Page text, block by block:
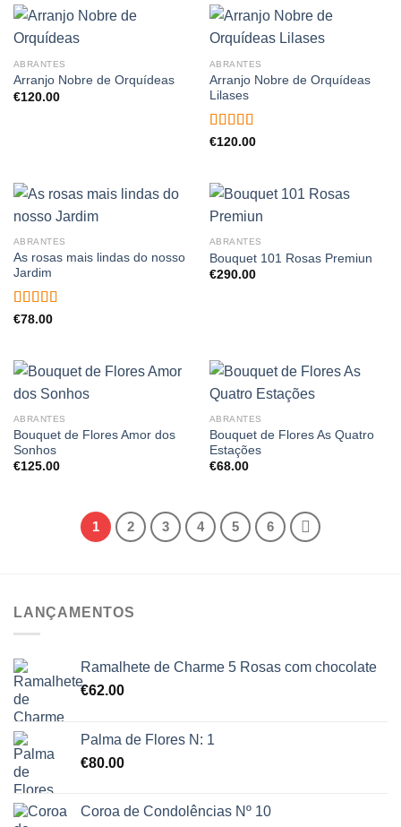
ABRANTES
Arranjo Nobre de Orquídeas
€120.00
ABRANTES
Arranjo Nobre de Orquídeas
Lilases
Avaliação
€120.00
ABRANTES
As rosas mais lindas do nosso
Jardim
Avaliação
€78.00
ABRANTES
Bouquet 101 Rosas Premiun
€290.00
ABRANTES
Bouquet de Flores Amor dos
Sonhos
€125.00
ABRANTES
Bouquet de Flores As Quatro
Estações
€68.00
1 2 3 4 5 6
LANÇAMENTOS
Ramalhete de Charme 5 Rosas com chocolate
€62.00
Palma de Flores N: 1
€80.00
Coroa de Condolências Nº 10